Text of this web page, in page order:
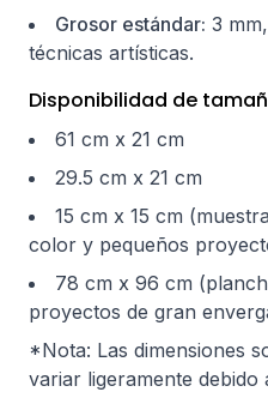
Grosor estándar: 3
técnicas artísticas.
Disponibilidad de
61 cm x 21 cm
29.5 cm x 21 cm
15 cm x 15 cm
color y pequeños
78 cm x 96 cm
proyectos de gran
*Nota: Las dimensiones
variar ligeramente debido